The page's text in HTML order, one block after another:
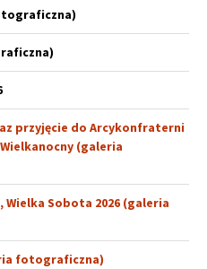
przyjęcie do Arcykonfraterni
(galeria
Sobota 2026 (galeria
fotograficzna)